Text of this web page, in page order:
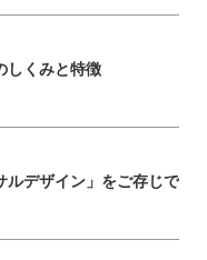
しくみと特徴
ルデザイン」をご存じで